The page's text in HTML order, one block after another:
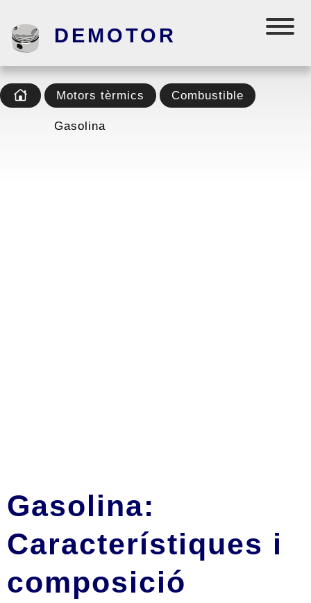
DEMOTOR
Motors tèrmics Combustible
Gasolina
Gasolina:
Característiques i
composició